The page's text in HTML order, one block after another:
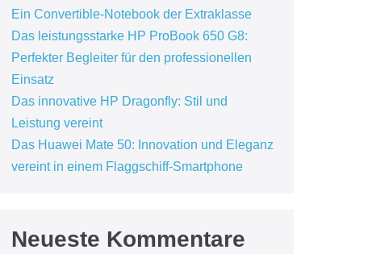
Ein Convertible-Notebook der Extraklasse
Das leistungsstarke HP ProBook 650 G8:
Perfekter Begleiter für den professionellen
Einsatz
Das innovative HP Dragonfly: Stil und
Leistung vereint
Das Huawei Mate 50: Innovation und Eleganz
vereint in einem Flaggschiff-Smartphone
Neueste Kommentare